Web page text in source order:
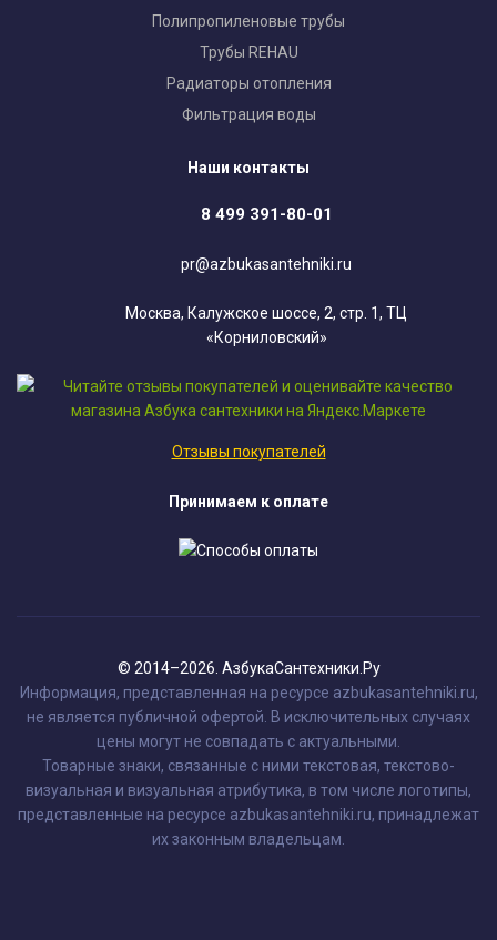
Полипропиленовые трубы
Трубы REHAU
Радиаторы отопления
Фильтрация воды
Наши контакты
8 499 391-80-01
pr@azbukasantehniki.ru
Москва, Калужское шоссе, 2, стр. 1, ТЦ
«Корниловский»
Отзывы покупателей
Принимаем к оплате
© 2014–2026. АзбукаСантехники.Ру
Информация, представленная на ресурсе azbukasantehniki.ru,
не является публичной офертой. В исключительных случаях
цены могут не совпадать с актуальными.
Товарные знаки, связанные с ними текстовая, текстово-
визуальная и визуальная атрибутика, в том числе логотипы,
представленные на ресурсе azbukasantehniki.ru, принадлежат
их законным владельцам.